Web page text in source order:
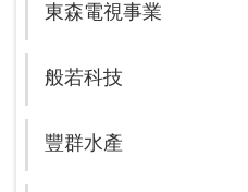
東森電視事業
般若科技
豐群水產